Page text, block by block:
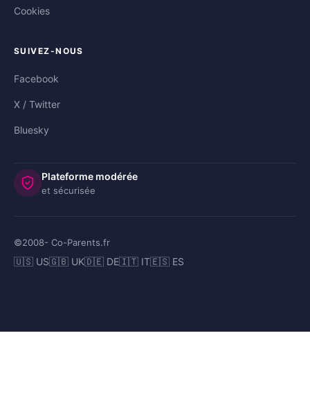
Cookies
SUIVEZ-NOUS
Facebook
X / Twitter
Bluesky
Plateforme modérée
et sécurisée
©2008- 2026Co-Parents.fr
🇺🇸 US🇬🇧 UK🇩🇪 DE🇮🇹 IT🇪🇸 ES